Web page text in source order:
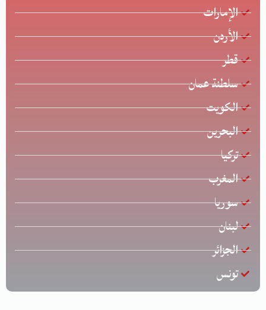
الإمارات
الأردن
قطر
سلطنة عمان
الكويت
البحرين
تركيا
المغرب
سوريا
لبنان
الجزائر
تونس